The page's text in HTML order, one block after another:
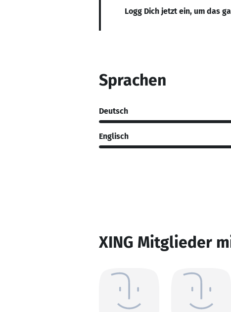
Logg Dich jetzt ein, um das
Sprachen
Deutsch
Englisch
XING Mitglieder